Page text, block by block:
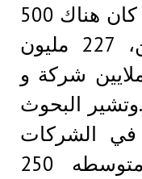
ففي ابريل من هذا العام كان هناك 500
مليون مستخدم لينكدين، 227 مليون
نشط شهريا و 9 ملايين شركة و
البحوث
الشركات
عادة ما تجتذب ما متوسطه 250